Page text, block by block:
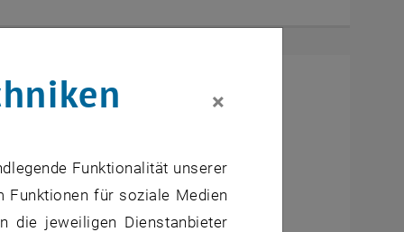
×
Funktionalität unserer
Funktionen für soziale Medien
die jeweiligen Dienstanbieter